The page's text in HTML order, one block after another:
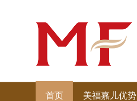
首页 美福嘉儿优势